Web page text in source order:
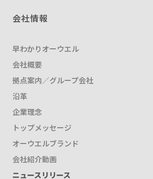
会社情報
早わかりオーウエル
会社概要
拠点案内／グループ会社
沿革
企業理念
トップメッセージ
オーウエルブランド
会社紹介動画
ニュースリリース